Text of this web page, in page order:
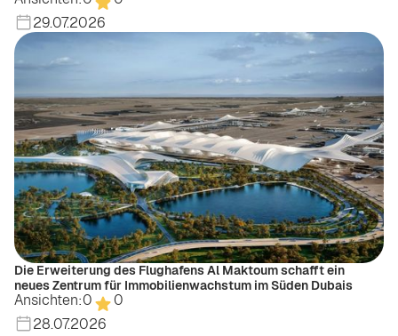
29.07.2026
Die Erweiterung des Flughafens Al Maktoum schafft ein
neues Zentrum für Immobilienwachstum im Süden Dubais
Ansichten:0
0
28.07.2026